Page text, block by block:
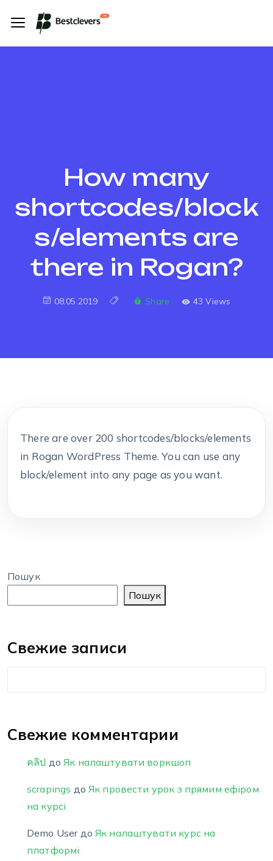
How many
shortcodes/block
s/elements are
there in Rogan?
08.05.2019 Share 43 Views
There are over 200 shortcodes/blocks/elements
in Rogan WordPress Theme. You can use any
block/element into any page as you want.
Пошук
Пошук
Свежие записи
Свежие комментарии
คลิป доЯк налаштувати воркшоп
scrapings до Як провести урок з прямим ефіром
на курсі
Demo Userдо Як налаштувати курс на
платформі